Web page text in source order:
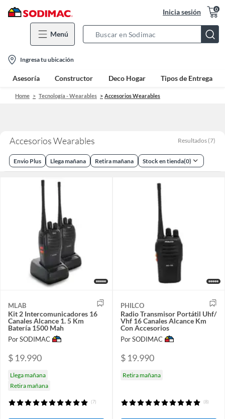
Inicia sesión 0
Menú
Bar
location-
icon
Ingresa tu ubicación
Asesoría Constructor Deco Hogar Tipos de Entrega
Home Tecnología - Wearables Accesorios Wearables
Accesorios Wearables Resultados (7)
Envio Plus Llega mañana Retira mañana Stock en tienda(0)
MLAB
Kit 2 Intercomunicadores 16
Canales Alcance 1. 5 Km
Batería 1500 Mah
Por SODIMAC
$ 19.990
Llega mañana
Retira mañana
(7)
PHILCO
Radio Transmisor Portátil Uhf/
Vhf 16 Canales Alcance Km
Con Accesorios
Por SODIMAC
$ 19.990
Retira mañana
(8)